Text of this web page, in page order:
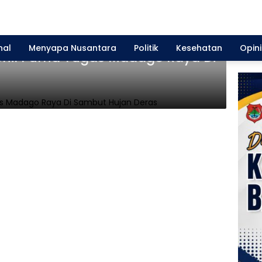
Menyapa Nusantara Politik Kesehatan Opini
Purna Tugas Madago Raya Di